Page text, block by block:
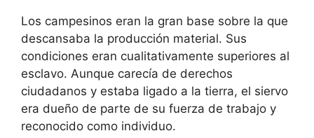
Los campesinos eran la gran base sobre la que
descansaba la producción material. Sus
condiciones eran cualitativamente superiores al
esclavo. Aunque carecía de derechos
ciudadanos y estaba ligado a la tierra, el siervo
era dueño de parte de su fuerza de trabajo y
reconocido como individuo.